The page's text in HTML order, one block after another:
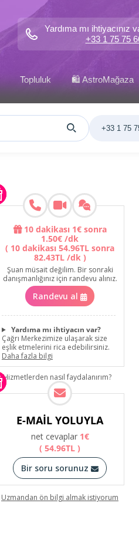
Yardıma mı ihtiyacınız
+33 1 75 75
Topluluk 🛍️ AstroMağaza
+33 1 75
10 dakikası 1€sonra
1.50€ /dk
( 10 dakikası 54.96TL sonra
82.43TL/dk )
Şuan müsait değilim. Bir sonraki
danışmanlığınız için randevu alınız.
Randevu al
Yardıma mı ihtiyacın var?
Çağrı Merkezimize ulaşarak size
eşlik etmelerini rica edebilirsiniz.
Daha fazla bilgi
Hizmetlerden nasıl faydalanırım?
E-MAIL YOLUYLA
net cevaplar 1€
( 54.96TL )
Bir soru sorunuz
Uzmandan ön bilgi almak istiyorum